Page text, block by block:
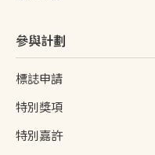
參與計劃
標誌申請
特別獎項
特別嘉許